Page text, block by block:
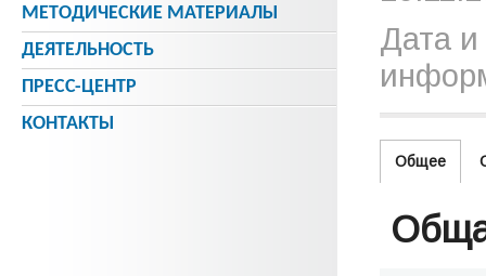
Дата и
Общее
МЕТОДИЧЕСКИE МАТЕРИАЛЫ
ДЕЯТЕЛЬНОСТЬ
ПРЕСС-ЦЕНТР
КОНТАКТЫ